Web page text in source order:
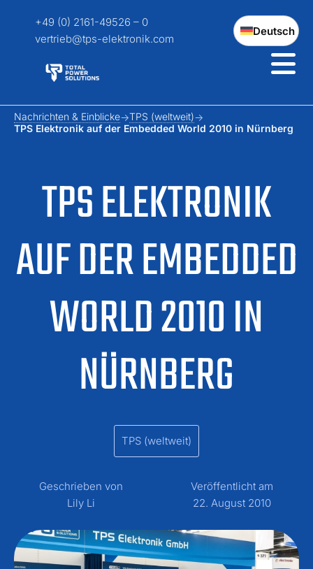
+49 (0) 2161-49526 – 0
vertrieb@tps-elektronik.com
Deutsch
TPS ELEKTRONIK
AUF DER EMBEDDED
WORLD 2010 IN
NÜRNBERG
Nachrichten & Einblicke
TPS (weltweit)
TPS Elektronik auf der Embedded World 2010 in Nürnberg
TPS (weltweit)
Geschrieben von
Lily Li
Veröffentlicht am
22. August 2010